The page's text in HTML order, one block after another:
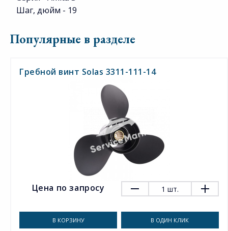
Шаг, дюйм - 19
Популярные в разделе
Гребной винт Solas 3311-111-14
Цена по запросу 1 шт.
В КОРЗИНУ В ОДИН КЛИК